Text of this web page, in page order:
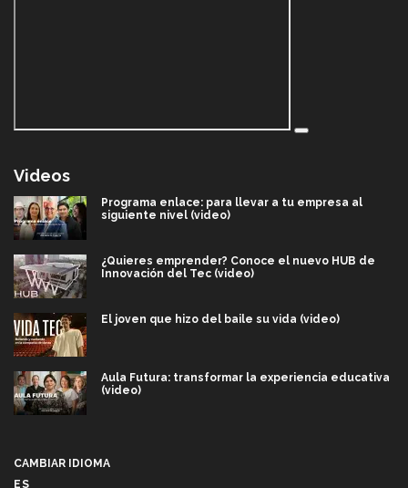
Videos
Programa enlace: para llevar a tu empresa al
siguiente nivel (video)
¿Quieres emprender? Conoce el nuevo HUB de
Innovación del Tec (video)
El joven que hizo del baile su vida (video)
Aula Futura: transformar la experiencia educativa
(video)
CAMBIAR IDIOMA
ES